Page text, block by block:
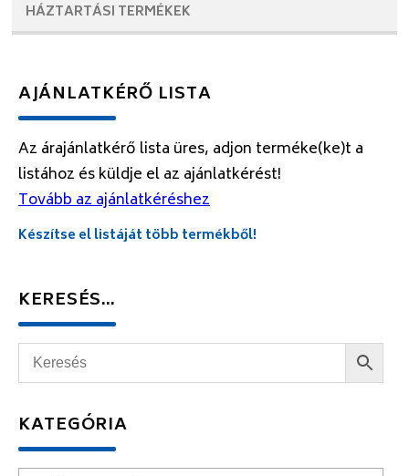
HÁZTARTÁSI TERMÉKEK
AJÁNLATKÉRŐ LISTA
Az árajánlatkérő lista üres, adjon terméke(ke)t a
listához és küldje el az ajánlatkérést!
Tovább az ajánlatkéréshez
Készítse el listáját több termékből!
KERESÉS…
KATEGÓRIA